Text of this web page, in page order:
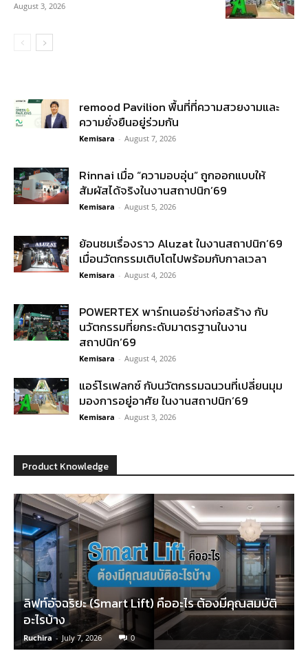
August 3, 2026
remood Pavilion พื้นที่ที่ความสวยงามและ
ความยั่งยืนอยู่ร่วมกัน
Kemisara - August 7, 2026
Rinnai เมื่อ “ความอบอุ่น” ถูกออกแบบให้
สัมผัสได้จริงในงานสถาปนิก’69
Kemisara - August 5, 2026
ย้อนชมเรื่องราว Aluzat ในงานสถาปนิก’69
เมื่อนวัตกรรมเติบโตไปพร้อมกับกาลเวลา
Kemisara - August 4, 2026
POWERTEX พาร์ทเนอร์ช่างก่อสร้าง กับ
นวัตกรรมที่ยกระดับมาตรฐานในงาน
สถาปนิก’69
Kemisara - August 4, 2026
แอร์โรเฟลกซ์ กับนวัตกรรมฉนวนที่เปลี่ยนมุม
มองการอยู่อาศัย ในงานสถาปนิก’69
Kemisara - August 3, 2026
Product Knowledge
ลิฟท์อัจฉริยะ (Smart Lift) คืออะไร ต้องมีคุณสมบัติ
อะไรบ้าง
Ruchira - July 7, 2026 0